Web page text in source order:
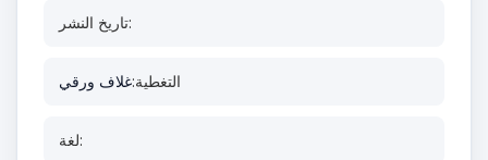
تاريخ النشر:
التغطية:غلاف ورقي
لغة: